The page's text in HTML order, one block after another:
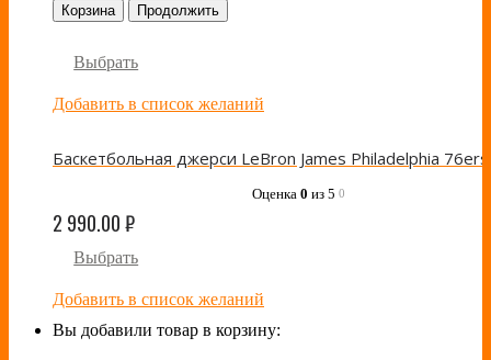
Корзина Продолжить
Выбрать
Добавить в список желаний
Оценка 0 из 5 0
2 990.00₽
Выбрать
Добавить в список желаний
Вы добавили товар в корзину: